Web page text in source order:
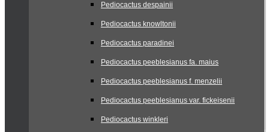
Pediocactus despainii
Pediocactus knowltonii
Pediocactus paradinei
Pediocactus peeblesianus fa. maius
Pediocactus peeblesianus f. menzelii
Pediocactus peeblesianus var. fickeisenii
Pediocactus winkleri